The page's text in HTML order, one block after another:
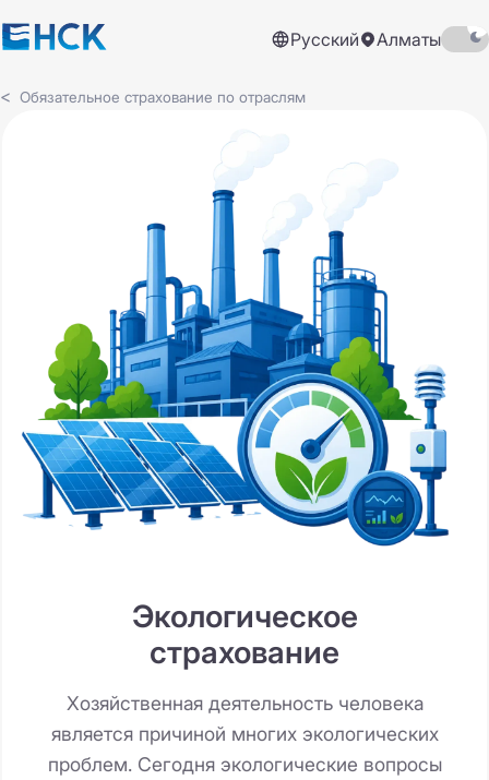
Русский Алматы
Обязательное страхование по отраслям
Экологическое
страхование
Хозяйственная деятельность человека
является причиной многих экологических
проблем. Сегодня экологические вопросы